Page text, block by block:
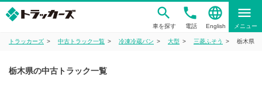
車を探す
phone
電話
language
English
menu
メニュー
トラッカーズ 中古トラック一覧 冷凍冷蔵バン 大型 三菱ふそう 栃木県
栃木県の中古トラック一覧